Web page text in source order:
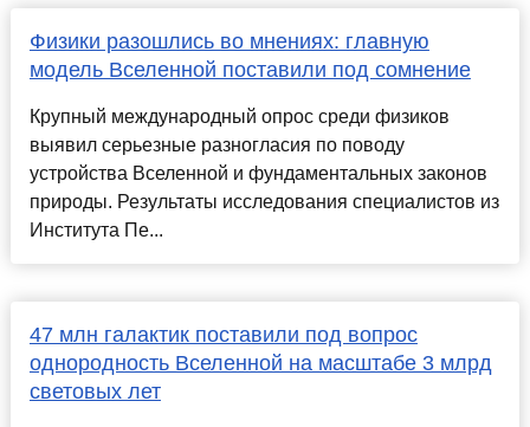
Физики разошлись во мнениях: главную
модель Вселенной поставили под сомнение
Крупный международный опрос среди физиков
выявил серьезные разногласия по поводу
устройства Вселенной и фундаментальных законов
природы. Результаты исследования специалистов из
Института Пе...
47 млн галактик поставили под вопрос
однородность Вселенной на масштабе 3 млрд
световых лет